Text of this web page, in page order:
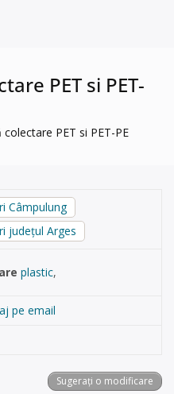
PET si PET-
PET si PET-PE
Câmpulung
județul Arges
plastic,
pe email
Sugerați o modificare